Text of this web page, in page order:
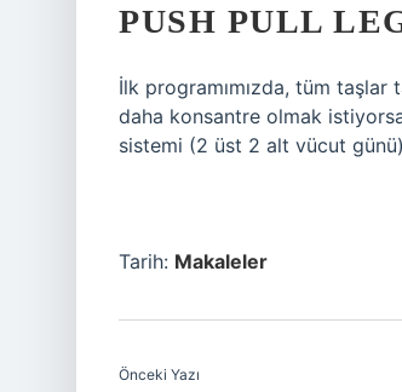
PUSH PULL
İlk programımızda, tüm
daha konsantre olmak
sistemi (2 üst 2 alt vücut
Tarih: Makaleler
Önceki Yazı